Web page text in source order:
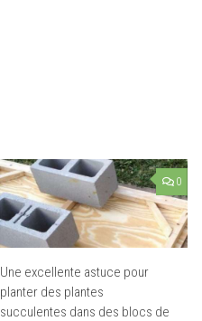
0
Une excellente astuce pour
planter des plantes
succulentes dans des blocs de